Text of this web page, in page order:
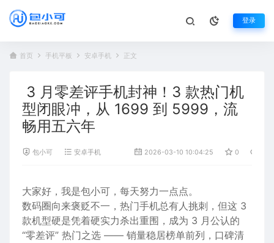
登录
首页 手机平板 安卓手机 正文
3 月零差评手机封神！3 款热门机
型闭眼冲，从 1699 到 5999，流
畅用五六年
包小可 安卓手机 2026-03-10 10:04:25 0
大家好，我是包小可 ，每天努力一点点。
数码圈向来褒贬不一，热门手机总有人挑刺，但这 3
款机型硬是凭着硬实力杀出重围，成为 3 月公认的
“零差评” 热门之选 —— 销量稳居榜单前列， 口碑清